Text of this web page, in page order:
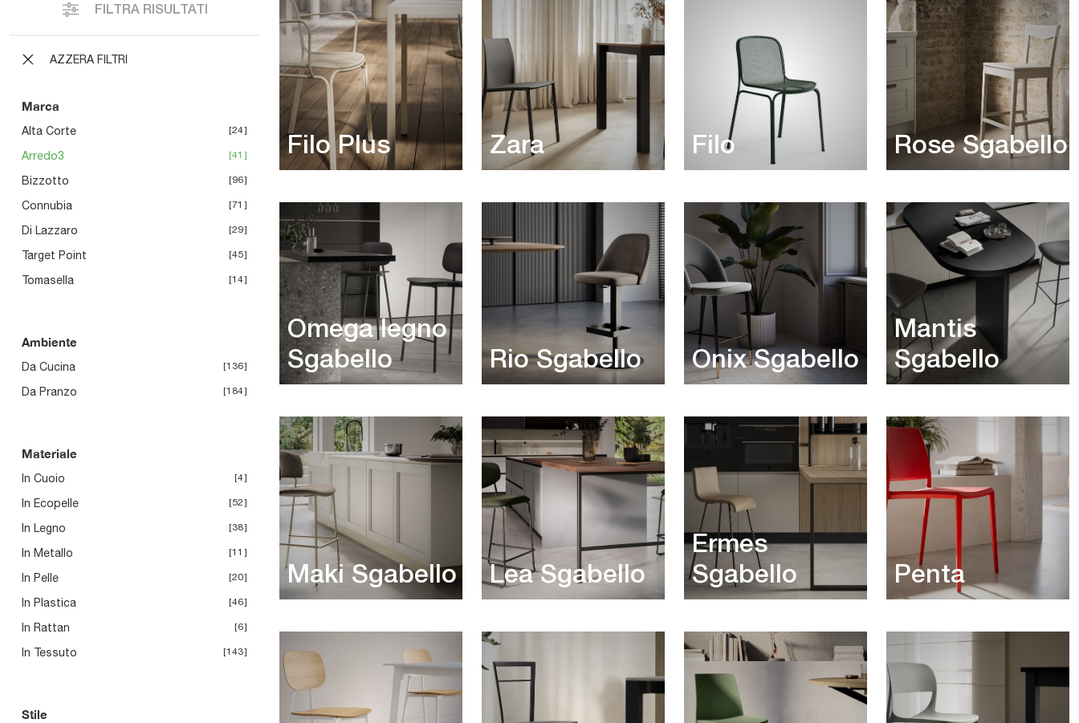
FILTRA RISULTATI
AZZERA FILTRI
Marca
Alta Corte 24
Arredo3 41
Bizzotto 96
Connubia 71
Di Lazzaro 29
Target Point 45
Tomasella 14
Ambiente
Da Cucina 136
Da Pranzo 184
Materiale
In Cuoio 4
In Ecopelle 52
In Legno 38
In Metallo 11
In Pelle 20
In Plastica 46
In Rattan 6
In Tessuto 143
Stile
Filo Plus Zara Filo Rose Sgabello
Omega legno
Sgabello
Rio Sgabello Onix Sgabello
Mantis
Sgabello
Maki Sgabello Lea Sgabello
Ermes
Sgabello
Penta